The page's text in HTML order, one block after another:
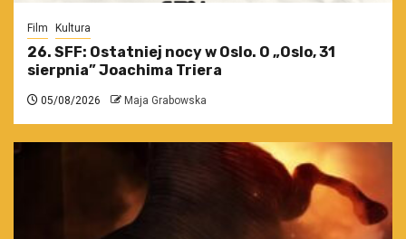
Film Kultura
26. SFF: Ostatniej nocy w Oslo. O „Oslo, 31
sierpnia” Joachima Triera
05/08/2026 Maja Grabowska